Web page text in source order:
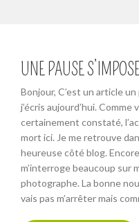
UNE PAUSE
Bonjour, C’est un article
j’écris aujourd’hui. Comme
certainement constaté,
mort ici. Je me retrouve
heureuse côté blog.
m’interroge beaucoup sur
photographe. La bonne
vais pas m’arrêter mais